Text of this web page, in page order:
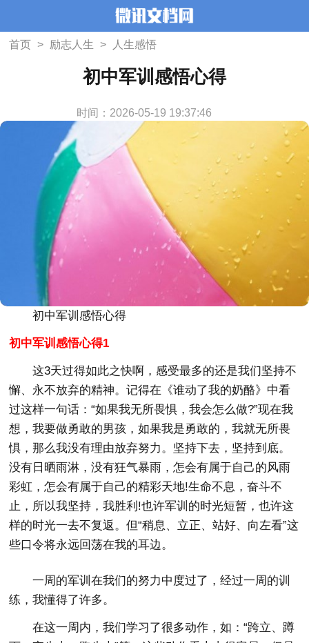
首页 > 励志人生 > 人生感悟
初中军训感悟心得
时间：2026-05-19 19:37:46
初中军训感悟心得
初中军训感悟心得1
这3天过得如此之快啊，感受最多的还是我们坚持不
懈、永不放弃的精神。记得在《谁动了我的奶酪》中看
过这样一句话：“如果我无所畏惧，我会怎么做?”现在我
想，我要做勇敢的男孩，如果我是勇敢的，我就无所畏
惧，那么我没有理由放弃努力。坚持下去，坚持到底。
没有日晒雨淋，没有狂气暴雨，怎会有属于自己的风雨
彩虹，怎会有属于自己的精彩天地!生命不息，奋斗不
止，所以我坚持，我胜利!也许军训的时光短暂，也许这
样的时光一去不复返。但“稍息、立正、站好、向左看”这
些口令将永远回荡在我的耳边。
一周的军训在我们的努力中度过了，经过一周的训
练，我懂得了许多。
在这一周内，我们学习了很多动作，如：“跨立、蹲